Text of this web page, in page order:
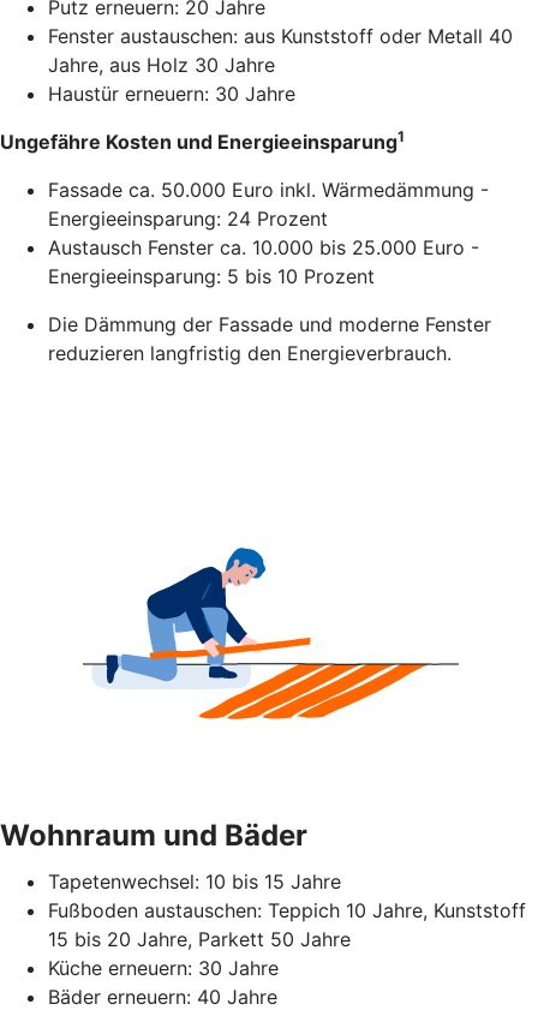
Putz erneuern: 20 Jahre
Fenster austauschen: aus Kunststoff oder Metall 40
Jahre, aus Holz 30 Jahre
Haustür erneuern: 30 Jahre
Ungefähre Kosten und Energieeinsparung1
Fassade ca. 50.000 Euro inkl. Wärmedämmung -
Energieeinsparung: 24 Prozent
Austausch Fenster ca. 10.000 bis 25.000 Euro -
Energieeinsparung: 5 bis 10 Prozent
Die Dämmung der Fassade und moderne Fenster
reduzieren langfristig den Energieverbrauch.
Wohnraum und Bäder
Tapetenwechsel: 10 bis 15 Jahre
Fußboden austauschen: Teppich 10 Jahre, Kunststoff
15 bis 20 Jahre, Parkett 50 Jahre
Küche erneuern: 30 Jahre
Bäder erneuern: 40 Jahre